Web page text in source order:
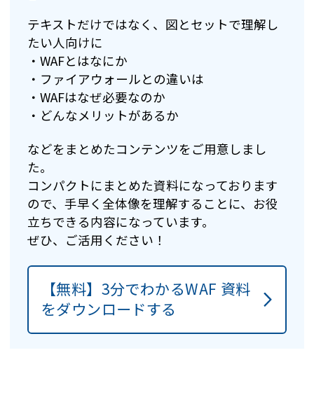
テキストだけではなく、図とセットで理解し
たい人向けに
・WAFとはなにか
・ファイアウォールとの違いは
・WAFはなぜ必要なのか
・どんなメリットがあるか
などをまとめたコンテンツをご用意しまし
た。
コンパクトにまとめた資料になっております
ので、手早く全体像を理解することに、お役
立ちできる内容になっています。
ぜひ、ご活用ください！
【無料】3分でわかるWAF 資料
をダウンロードする